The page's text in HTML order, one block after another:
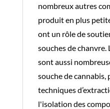
nombreux autres
produit en plus
ont un rôle de
souches de
sont aussi
souche de cannabis,
techniques
l'isolation des